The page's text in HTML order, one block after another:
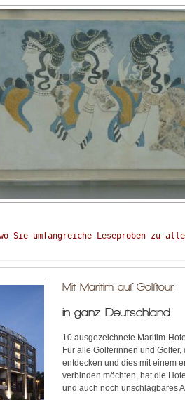
Sie umfangreiche Leseproben zu
Mit Maritim auf Golftour
in ganz Deutschland.
10 ausgezeichnete Maritim-
Für alle Golferinnen und
entdecken und dies mit einem
verbinden möchten, hat die
und auch noch unschlagbares